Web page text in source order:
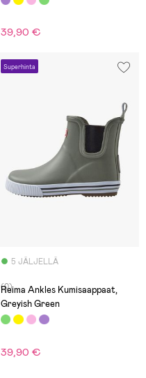
39,90 €
Superhinta
5 JÄLJELLÄ
(0)
Reima Ankles Kumisaappaat,
Greyish Green
39,90 €